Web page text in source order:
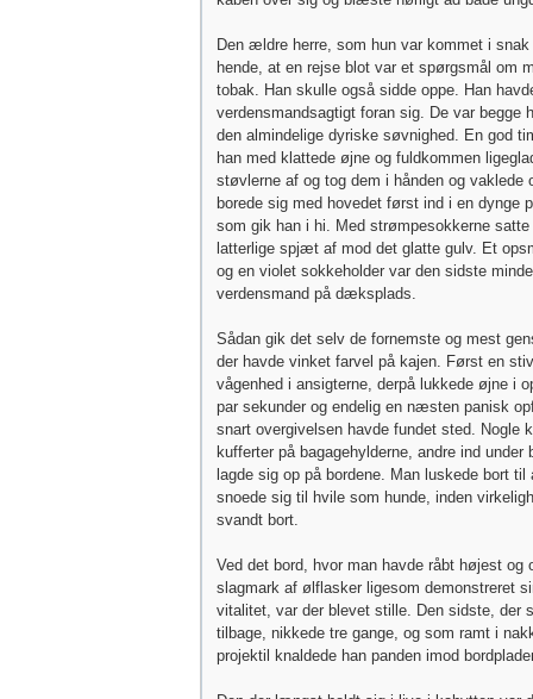
Den ældre herre, som hun var kommet i
hende, at en rejse blot var et spørgsmål om
tobak. Han skulle også sidde oppe. Han
verdensmandsagtigt foran sig. De var begge
den almindelige dyriske søvnighed. En god
han med klattede øjne og fuldkommen
støvlerne af og tog dem i hånden og vaklede
borede sig med hovedet først ind i en dynge
som gik han i hi. Med strømpesokkerne
latterlige spjæt af mod det glatte gulv. Et
og en violet sokkeholder var den sidste
verdensmand på dæksplads.
Sådan gik det selv de fornemste og mest
der havde vinket farvel på kajen. Først en
vågenhed i ansigterne, derpå lukkede øjne i
par sekunder og endelig en næsten panisk
snart overgivelsen havde fundet sted. Nogle
kufferter på bagagehylderne, andre ind
lagde sig op på bordene. Man luskede bort til
snoede sig til hvile som hunde, inden
svandt bort.
Ved det bord, hvor man havde råbt højest og
slagmark af ølflasker ligesom demonstreret
vitalitet, var der blevet stille. Den sidste, der
tilbage, nikkede tre gange, og som ramt i
projektil knaldede han panden imod